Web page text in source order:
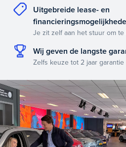
Uitgebreide lease- en
Je zit zelf aan het stuur om te
Wij geven de langste
Zelfs keuze tot 2 jaar garantie